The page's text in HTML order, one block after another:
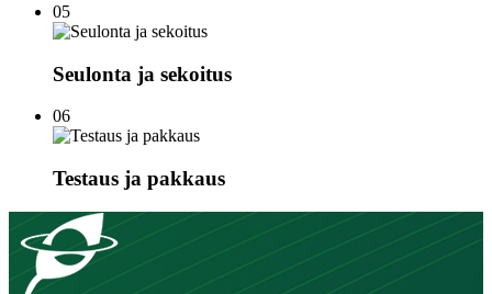
05
Seulonta ja sekoitus
06
Testaus ja pakkaus